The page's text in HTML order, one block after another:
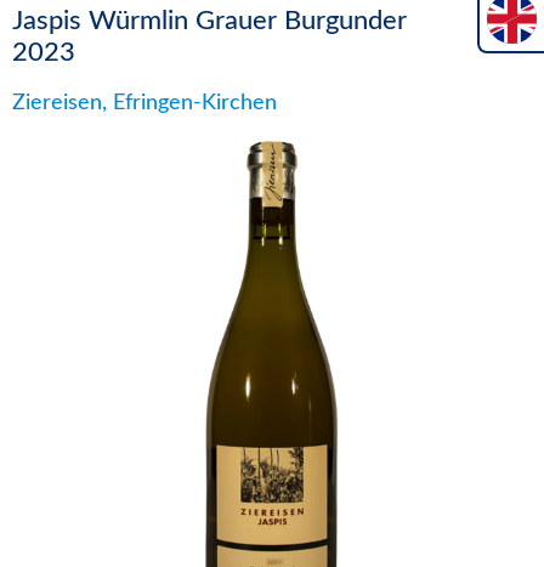
Jaspis Würmlin Grauer Burgunder
2023
Ziereisen, Efringen-Kirchen